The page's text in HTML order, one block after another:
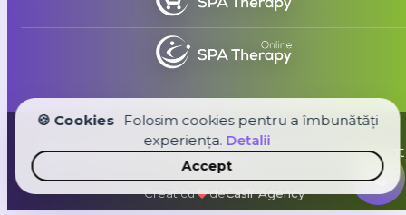
Spa Therapy Group © 2026. Toate drepturile sunt
rezervate
Creat cu deCasîr Agency
🍪 Cookies
Folosim cookies pentru a îmbunătăți
experiența. Detalii
Accept